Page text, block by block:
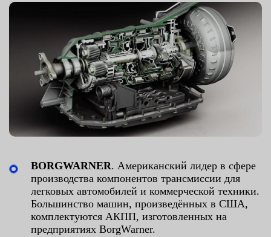
BORGWARNER. Американский лидер в сфере
производства компонентов трансмиссии для
легковых автомобилей и коммерческой техники.
Большинство машин, произведённых в США,
комплектуются АКПП, изготовленных на
предприятиях BorgWarner.